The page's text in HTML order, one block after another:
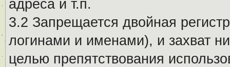
адреса и т.п.
3.2 Запрещается двойная
логинами и именами), и захват
целью препятствования